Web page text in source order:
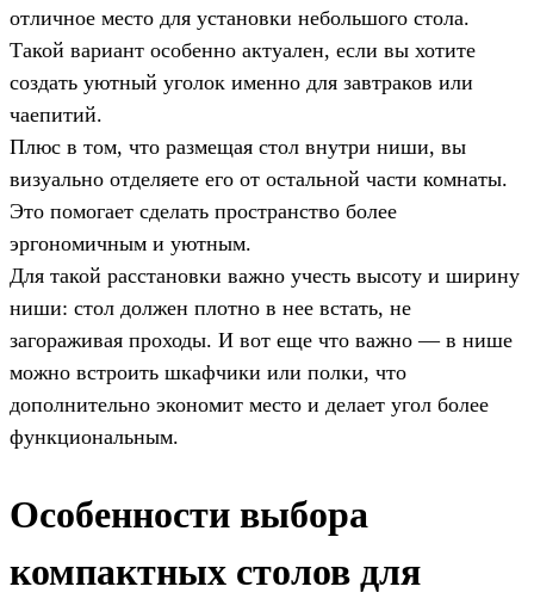
отличное место для установки небольшого стола.
Такой вариант особенно актуален, если вы хотите
создать уютный уголок именно для завтраков или
чаепитий.
Плюс в том, что размещая стол внутри ниши, вы
визуально отделяете его от остальной части комнаты.
Это помогает сделать пространство более
эргономичным и уютным.
Для такой расстановки важно учесть высоту и ширину
ниши: стол должен плотно в нее встать, не
загораживая проходы. И вот еще что важно — в нише
можно встроить шкафчики или полки, что
дополнительно экономит место и делает угол более
функциональным.
Особенности выбора
компактных столов для